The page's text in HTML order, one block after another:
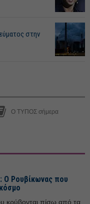
στην
Ο ΤΥΠΟΣ σήμερα
Ο Ρουβίκωνας που
κρύβονται πίσω από τα